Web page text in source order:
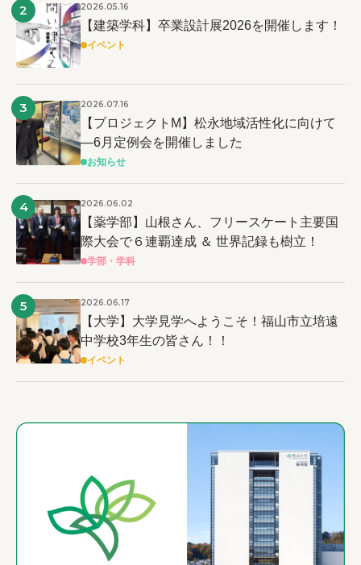
2 2026.05.16
【建築学科】卒業設計展2026を開催します！
イベント
3 2026.07.16
【プロジェクトM】松永地域活性化に向けて
―6月定例会を開催しました
お知らせ
4 2026.06.02
【薬学部】山根さん、フリースケート主要国
際大会で６連覇達成 ＆ 世界記録も樹立！
学部・学科
5 2026.06.17
【大学】大学見学へようこそ！福山市立培遠
中学校3年生の皆さん！！
イベント